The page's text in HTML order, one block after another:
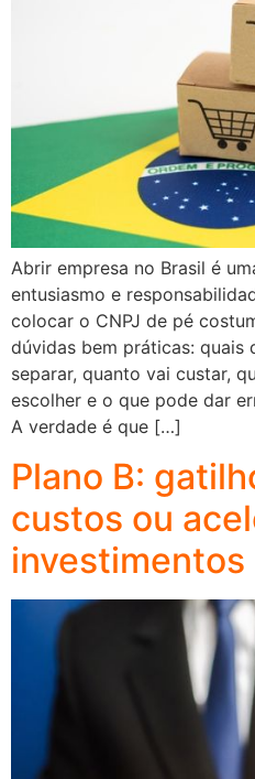
Abrir empresa no Brasil é
entusiasmo e
colocar o CNPJ de pé
dúvidas bem práticas: quais
separar, quanto vai custar,
escolher e o que pode dar
A verdade é que […]
Plano B:
custos ou
investimentos